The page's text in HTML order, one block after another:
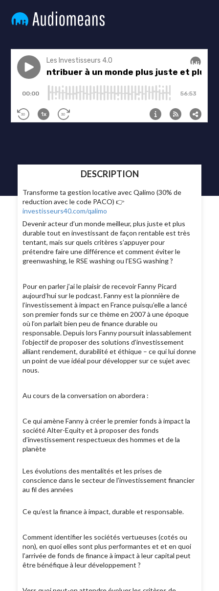
DESCRIPTION
Transforme ta gestion locative avec Qalimo (30% de
reduction avec le code PACO) 👉
investisseurs40.com/qalimo
Devenir acteur d’un monde meilleur, plus juste et plus
durable tout en investissant de façon rentable est très
tentant, mais sur quels critères s’appuyer pour
prétendre faire une différence et comment éviter le
greenwashing, le RSE washing ou l’ESG washing ?
Pour en parler j’ai le plaisir de recevoir Fanny Picard
aujourd’hui sur le podcast. Fanny est la pionnière de
l’investissement à impact en France puisqu’elle a lancé
son premier fonds sur ce thème en 2007 à une époque
où l’on parlait bien peu de finance durable ou
responsable. Depuis lors Fanny poursuit inlassablement
l’objectif de proposer des solutions d’investissement
alliant rendement, durabilité et éthique – ce qui lui donne
un point de vue idéal pour développer sur ce sujet avec
nous.
Au cours de la conversation on abordera :
Ce qui amène Fanny à créer le premier fonds à impact la
société Alter-Equity et à proposer des fonds
d’investissement respectueux des hommes et de la
planète
Les évolutions des mentalités et les prises de
conscience dans le secteur de l’investissement financier
au fil des années
Ce qu’est la finance à impact, durable et responsable.
Comment identifier les sociétés vertueuses (cotés ou
non), en quoi elles sont plus performantes et et en quoi
l’arrivée de fonds de finance à impact à leur capital peut
être bénéfique à leur développement ?